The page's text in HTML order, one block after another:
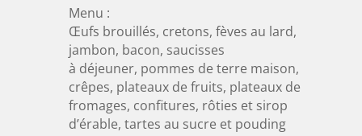
Menu :
Œufs brouillés, cretons, fèves au lard,
jambon, bacon, saucisses
à déjeuner, pommes de terre maison,
crêpes, plateaux de fruits, plateaux de
fromages, confitures, rôties et sirop
d’érable, tartes au sucre et pouding